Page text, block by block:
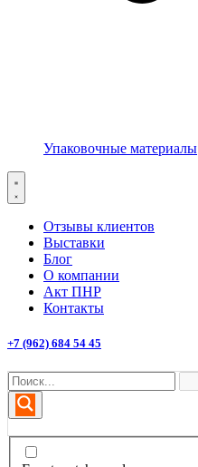
Упаковочные материалы
Отзывы клиентов
Выставки
Блог
О компании
Акт ПНР
Контакты
+7 (962) 684 54 45